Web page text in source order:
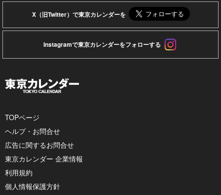
X（旧Twitter）で東京カレンダーを
Instagramで東京カレンダーをフォローする
TOPページ
ヘルプ・お問合せ
広告に関するお問合せ
東京カレンダー 企業情報
利用規約
個人情報保護方針